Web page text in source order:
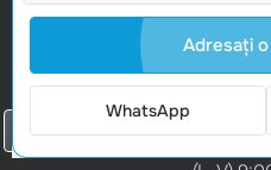
Ghid IT
Adresaţi
WhatsApp
Comanda un apel